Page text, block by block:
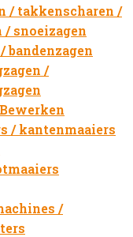
/ takkenscharen /
/ snoeizagen
bandenzagen
/
/ kantenmaaiers
/